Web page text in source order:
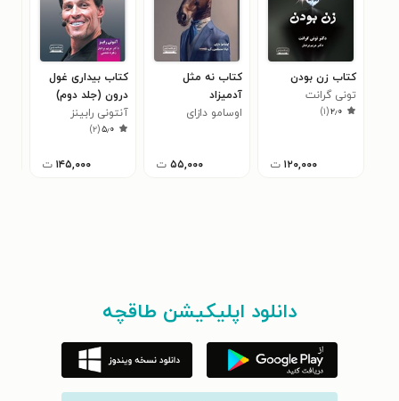
کتاب زن بودن
تونی گرانت
۲٫۰(۱)
۱۲۰,۰۰۰ ت
کتاب نه مثل
آدمیزاد
اوسامو دازای
۵۵,۰۰۰ ت
کتاب بیداری غول
درون (جلد دوم)
آنتونی رابینز
۵٫۰(۲)
۱۴۵,۰۰۰ ت
دانلود اپلیکیشن طاقچه